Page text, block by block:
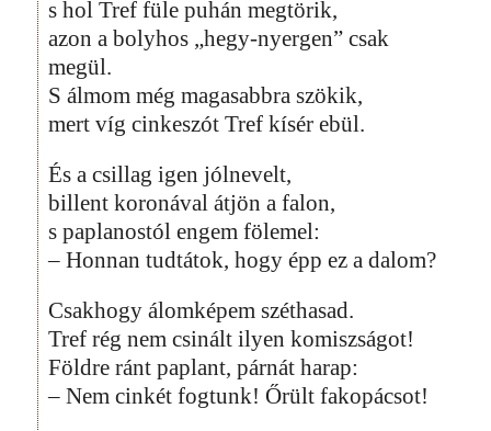
s hol Tref füle puhán megtörik,
azon a bolyhos „hegy-nyergen” csak
megül.
S álmom még magasabbra szökik,
mert víg cinkeszót Tref kísér ebül.
És a csillag igen jólnevelt,
billent koronával átjön a falon,
s paplanostól engem fölemel:
– Honnan tudtátok, hogy épp ez a dalom?
Csakhogy álomképem széthasad.
Tref rég nem csinált ilyen komiszságot!
Földre ránt paplant, párnát harap:
– Nem cinkét fogtunk! Őrült fakopácsot!